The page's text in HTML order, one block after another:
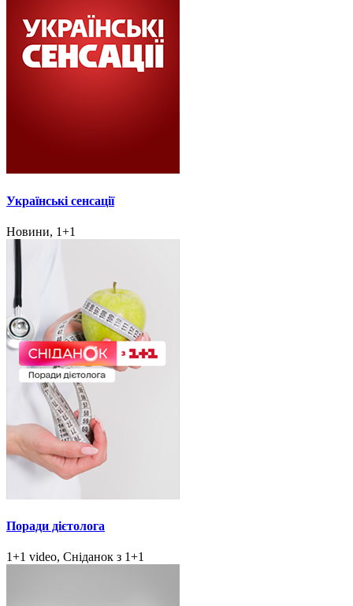
Українські сенсації
Новини, 1+1
Поради дієтолога
1+1 video, Сніданок з 1+1